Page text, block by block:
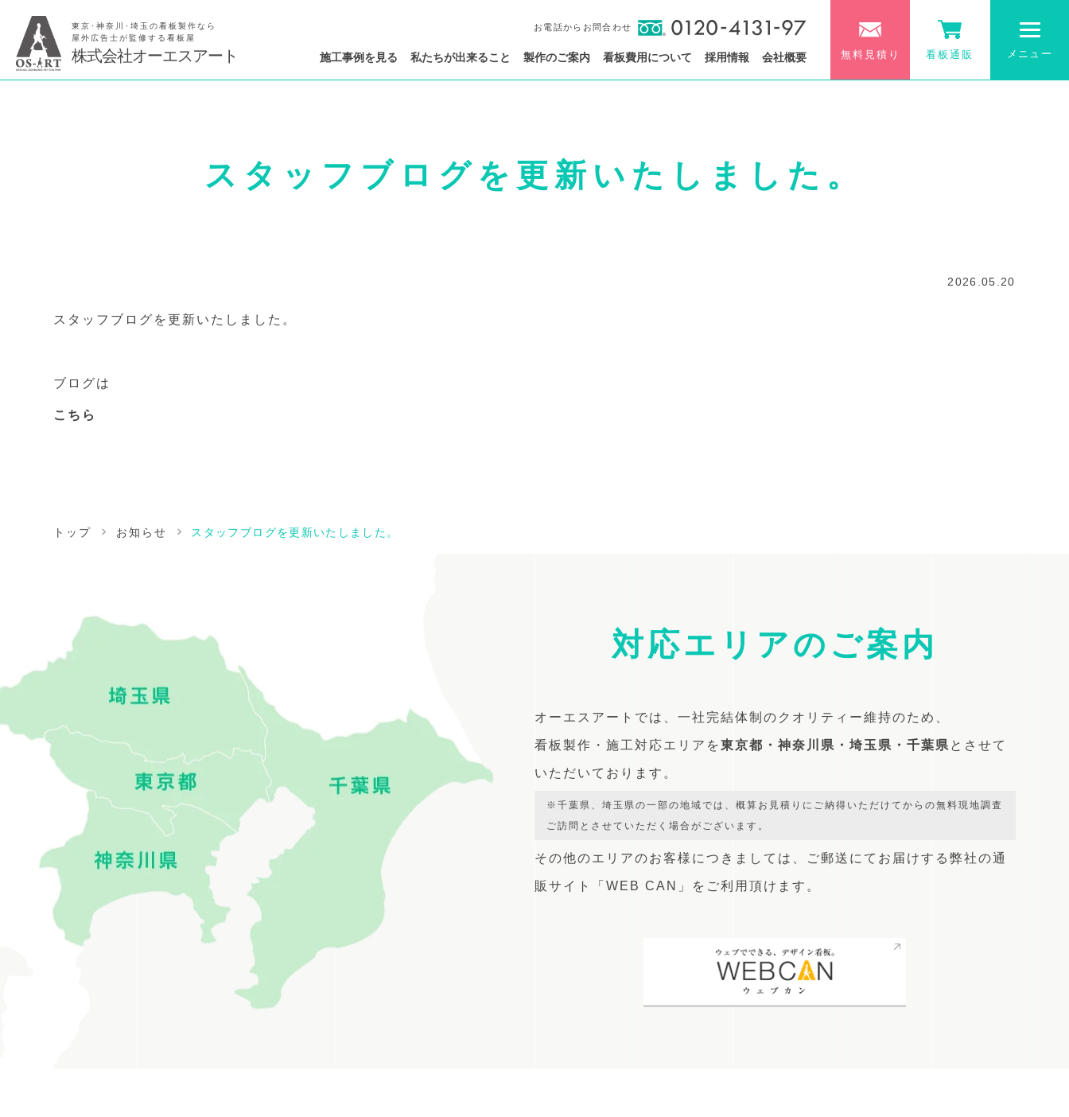
東京･神奈川･埼玉の看板製作なら
屋外広告士が監修する看板屋
株式会社オーエスアート
お電話からお問合わせ
施工事例を見る 私たちが出来ること 製作のご案内 看板費用について 採用情報 会社概要 無料見積り 看板通販 メニュー
スタッフブログを更新いたしました。
2026.05.20
スタッフブログを更新いたしました。
ブログは
こちら
トップ お知らせ スタッフブログを更新いたしました。
対応エリアのご案内
オーエスアートでは、 一社完結体制のクオリティー維持のため、
看板製作・施工対応エリアを東京都・神奈川県・埼玉県・千葉県 とさせて
いただいております。
※千葉県、埼玉県の一部の地域では、概算お見積りにご納得いただけてからの無料現地調査
ご訪問とさせていただく場合がございます。
その他のエリアのお客様につきましては、 ご郵送にてお届けする弊社の通
販サイト 「WEB CAN」をご利用頂けます。